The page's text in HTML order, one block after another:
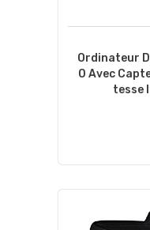
Ordinateur
0 Avec
Tesse